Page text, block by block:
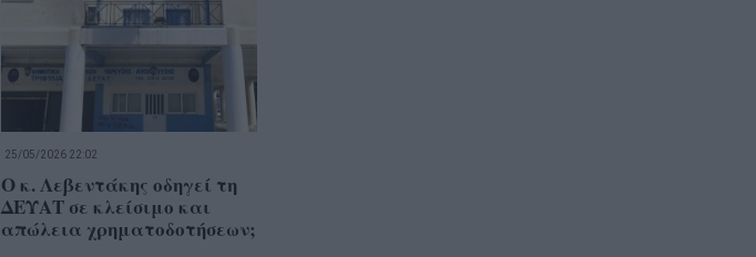
25/05/2026 22:02
Ο κ. Λεβεντάκης οδηγεί τη
ΔΕΥΑΤ σε κλείσιμο και
απώλεια χρηματοδοτήσεων;